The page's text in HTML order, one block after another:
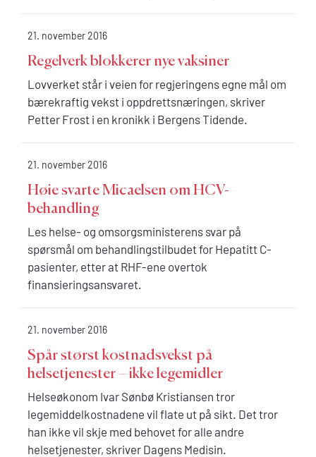
21. november 2016
Regelverk blokkerer nye vaksiner
Lovverket står i veien for regjeringens egne mål om
bærekraftig vekst i oppdrettsnæringen, skriver
Petter Frost i en kronikk i Bergens Tidende.
21. november 2016
Høie svarte Micaelsen om HCV-
behandling
Les helse- og omsorgsministerens svar på
spørsmål om behandlingstilbudet for Hepatitt C-
pasienter, etter at RHF-ene overtok
finansieringsansvaret.
21. november 2016
Spår størst kostnadsvekst på
helsetjenester – ikke legemidler
Helseøkonom Ivar Sønbø Kristiansen tror
legemiddelkostnadene vil flate ut på sikt. Det tror
han ikke vil skje med behovet for alle andre
helsetjenester, skriver Dagens Medisin.